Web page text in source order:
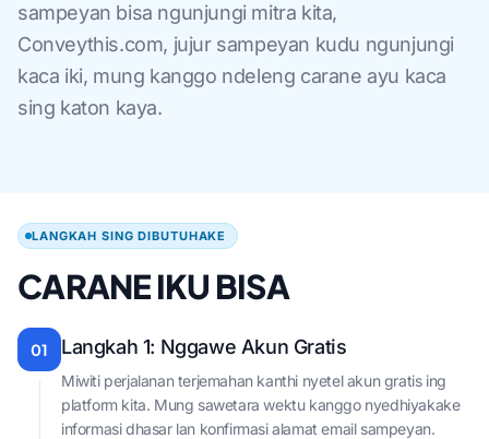
sampeyan bisa ngunjungi mitra kita,
Conveythis.com, jujur sampeyan kudu ngunjungi
kaca iki, mung kanggo ndeleng carane ayu kaca
sing katon kaya.
LANGKAH SING DIBUTUHAKE
CARANE IKU BISA
01 Langkah 1: Nggawe Akun Gratis
Miwiti perjalanan terjemahan kanthi nyetel akun gratis ing
platform kita. Mung sawetara wektu kanggo nyedhiyakake
informasi dhasar lan konfirmasi alamat email sampeyan.